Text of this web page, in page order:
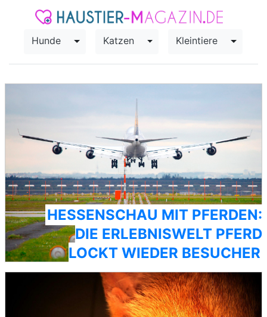
Hunde Toggle Dropdown
Katzen Toggle Dropdown
Kleintiere Toggle
HESSENSCHAU MIT PFERDEN:
DIE ERLEBNISWELT PFERD
LOCKT WIEDER BESUCHER